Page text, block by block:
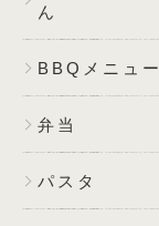
ん
BBQメニュー
弁当
パスタ